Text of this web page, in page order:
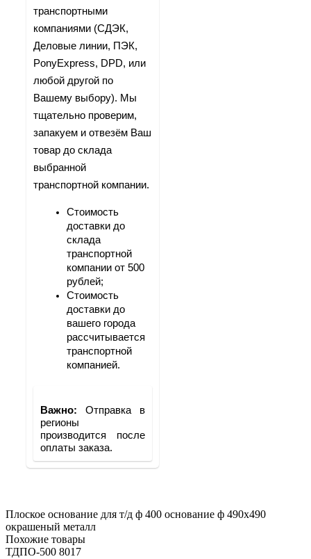
транспортными
компаниями (СДЭК,
Деловые линии, ПЭК,
PonyExpress, DPD, или
любой другой по
Вашему выбору). Мы
тщательно проверим,
запакуем и отвезём Ваш
товар до склада
выбранной
транспортной компании.
Стоимость
доставки до
склада
транспортной
компании от 500
рублей;
Стоимость
доставки до
вашего города
рассчитывается
транспортной
компанией.
Важно: Отправка в
регионы
производится после
оплаты заказа.
Плоское основание для т/д ф 400 основание ф 490х490
окрашеный металл
Похожие товары
ТДПО-500 8017